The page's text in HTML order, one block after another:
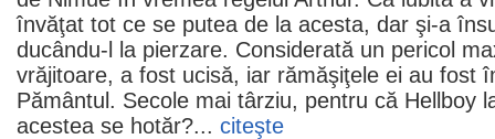
învăţat tot ce se putea de la acesta, dar şi-a
ducându-l la pierzare. Considerată un pericol
vrăjitoare, a fost ucisă, iar rămăşiţele ei au fost
Pământul. Secole mai târziu, pentru că Hellboy
acestea se hotăr?... citeşte